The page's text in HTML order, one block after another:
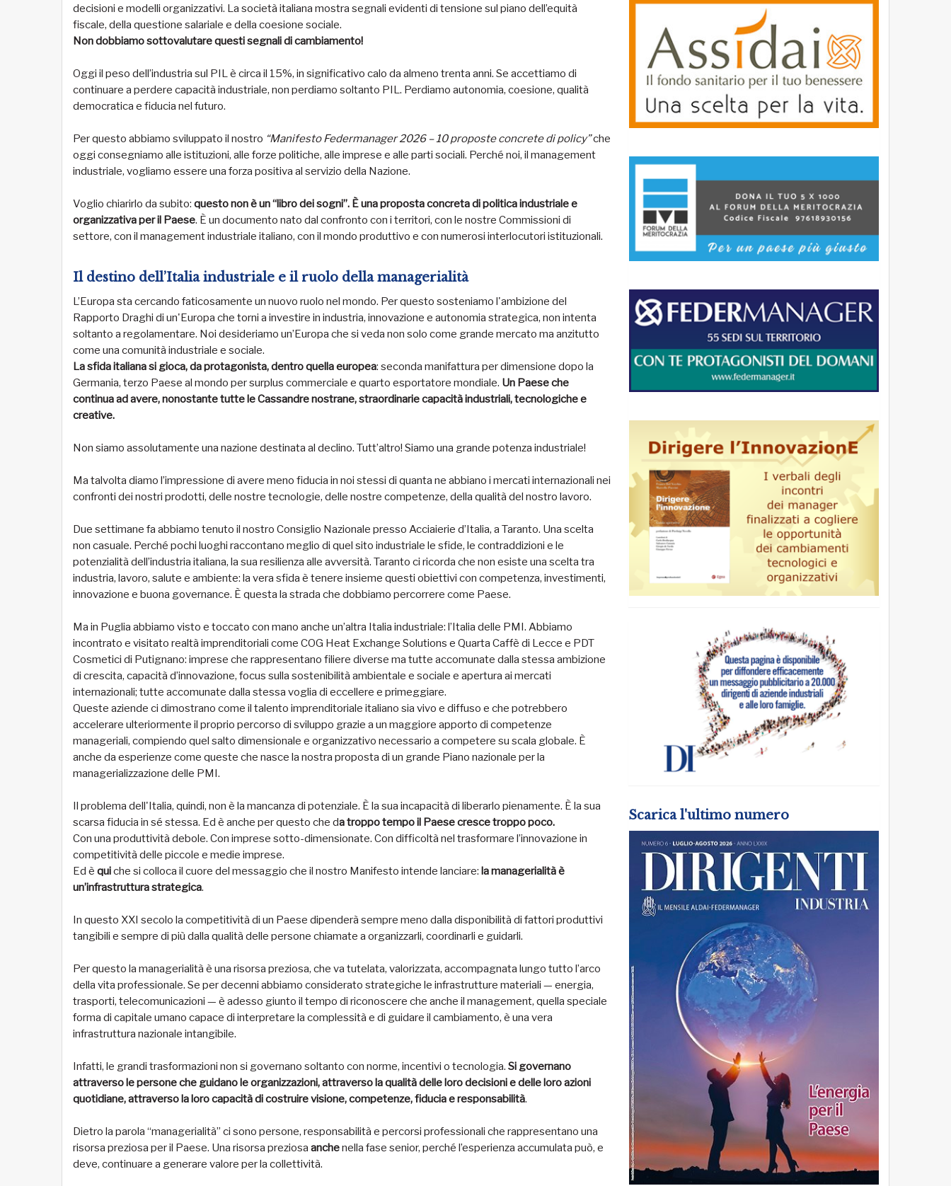
decisioni e modelli organizzativi. La società italiana mostra segnali evidenti di tensione sul piano dell’equità
fiscale, della questione salariale e della coesione sociale.
Non dobbiamo sottovalutare questi segnali di cambiamento!
Oggi il peso dell’industria sul PIL è circa il 15%, in significativo calo da almeno trenta anni. Se accettiamo di
continuare a perdere capacità industriale, non perdiamo soltanto PIL. Perdiamo autonomia, coesione, qualità
democratica e fiducia nel futuro.
Per questo abbiamo sviluppato il nostro “Manifesto Federmanager 2026 – 10 proposte concrete di policy”che
oggi consegniamo alle istituzioni, alle forze politiche, alle imprese e alle parti sociali. Perché noi, il management
industriale, vogliamo essere una forza positiva al servizio della Nazione.
Voglio chiarirlo da subito: questo non è un “libro dei sogni”. È una proposta concreta di politica industriale e
organizzativa per il Paese. È un documento nato dal confronto con i territori, con le nostre Commissioni di
settore, con il management industriale italiano, con il mondo produttivo e con numerosi interlocutori istituzionali.
Il destino dell’Italia industriale e il ruolo della managerialità
L’Europa sta cercando faticosamente un nuovo ruolo nel mondo. Per questo sosteniamo l'ambizione del
Rapporto Draghi di un'Europa che torni a investire in industria, innovazione e autonomia strategica, non intenta
soltanto a regolamentare. Noi desideriamo un’Europa che si veda non solo come grande mercato ma anzitutto
come una comunità industriale e sociale.
La sfida italiana si gioca, da protagonista, dentro quella europea: seconda manifattura per dimensione dopo la
Germania, terzo Paese al mondo per surplus commerciale e quarto esportatore mondiale. Un Paese che
continua ad avere, nonostante tutte le Cassandre nostrane, straordinarie capacità industriali, tecnologiche e
creative.
Non siamo assolutamente una nazione destinata al declino. Tutt’altro! Siamo una grande potenza industriale!
Ma talvolta diamo l’impressione di avere meno fiducia in noi stessi di quanta ne abbiano i mercati internazionali nei
confronti dei nostri prodotti, delle nostre tecnologie, delle nostre competenze, della qualità del nostro lavoro.
Due settimane fa abbiamo tenuto il nostro Consiglio Nazionale presso Acciaierie d’Italia, a Taranto. Una scelta
non casuale. Perché pochi luoghi raccontano meglio di quel sito industriale le sfide, le contraddizioni e le
potenzialità dell’industria italiana, la sua resilienza alle avversità. Taranto ci ricorda che non esiste una scelta tra
industria, lavoro, salute e ambiente: la vera sfida è tenere insieme questi obiettivi con competenza, investimenti,
innovazione e buona governance. È questa la strada che dobbiamo percorrere come Paese.
Ma in Puglia abbiamo visto e toccato con mano anche un’altra Italia industriale: l’Italia delle PMI. Abbiamo
incontrato e visitato realtà imprenditoriali come COG Heat Exchange Solutions e Quarta Caffè di Lecce e PDT
Cosmetici di Putignano: imprese che rappresentano filiere diverse ma tutte accomunate dalla stessa ambizione
di crescita, capacità d’innovazione, focus sulla sostenibilità ambientale e sociale e apertura ai mercati
internazionali; tutte accomunate dalla stessa voglia di eccellere e primeggiare.
Queste aziende ci dimostrano come il talento imprenditoriale italiano sia vivo e diffuso e che potrebbero
accelerare ulteriormente il proprio percorso di sviluppo grazie a un maggiore apporto di competenze
manageriali, compiendo quel salto dimensionale e organizzativo necessario a competere su scala globale. È
anche da esperienze come queste che nasce la nostra proposta di un grande Piano nazionale per la
managerializzazione delle PMI.
Il problema dell'Italia, quindi, non è la mancanza di potenziale. È la sua incapacità di liberarlo pienamente. È la sua
scarsa fiducia in sé stessa. Ed è anche per questo che da troppo tempo il Paese cresce troppo poco.
Con una produttività debole. Con imprese sotto-dimensionate. Con difficoltà nel trasformare l’innovazione in
competitività delle piccole e medie imprese.
Ed è quiche si colloca il cuore del messaggio che il nostro Manifesto intende lanciare: la managerialità è
un’infrastruttura strategica.
In questo XXI secolo la competitività di un Paese dipenderà sempre meno dalla disponibilità di fattori produttivi
tangibili e sempre di più dalla qualità delle persone chiamate a organizzarli, coordinarli e guidarli.
Per questo la managerialità è una risorsa preziosa, che va tutelata, valorizzata, accompagnata lungo tutto l’arco
della vita professionale. Se per decenni abbiamo considerato strategiche le infrastrutture materiali — energia,
trasporti, telecomunicazioni — è adesso giunto il tempo di riconoscere che anche il management, quella speciale
forma di capitale umano capace di interpretare la complessità e di guidare il cambiamento, è una vera
infrastruttura nazionale intangibile.
Infatti, le grandi trasformazioni non si governano soltanto con norme, incentivi o tecnologia. Si governano
attraverso le persone che guidano le organizzazioni, attraverso la qualità delle loro decisioni e delle loro azioni
quotidiane, attraverso la loro capacità di costruire visione, competenze, fiducia e responsabilità.
Dietro la parola “managerialità” ci sono persone, responsabilità e percorsi professionali che rappresentano una
risorsa preziosa per il Paese. Una risorsa preziosa anchenella fase senior, perché l’esperienza accumulata può, e
deve, continuare a generare valore per la collettività.
Scarica l'ultimo numero